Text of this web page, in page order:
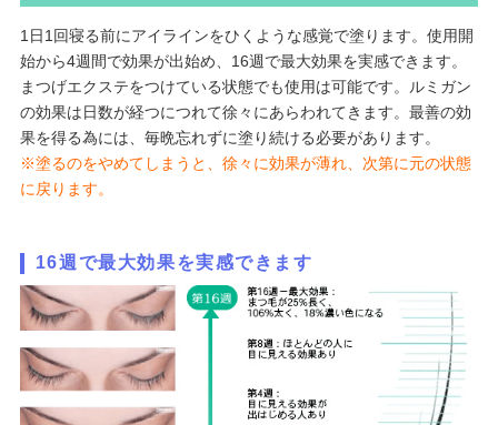
1日1回寝る前にアイラインをひくような感覚で塗ります。使用開
始から4週間で効果が出始め、16週で最大効果を実感できます。
まつげエクステをつけている状態でも使用は可能です。ルミガン
の効果は日数が経つにつれて徐々にあらわれてきます。最善の効
果を得る為には、毎晩忘れずに塗り続ける必要があります。
※塗るのをやめてしまうと、徐々に効果が薄れ、次第に元の状態
に戻ります。
16週で最大効果を実感できます